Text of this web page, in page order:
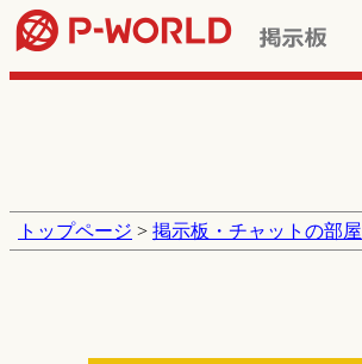
トップページ > 掲示板・チャットの部屋